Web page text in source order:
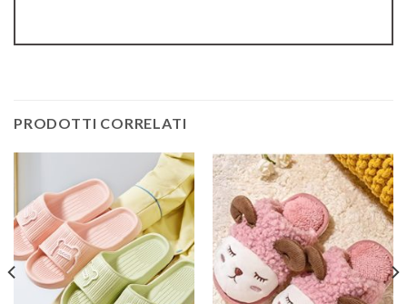
PRODOTTI CORRELATI